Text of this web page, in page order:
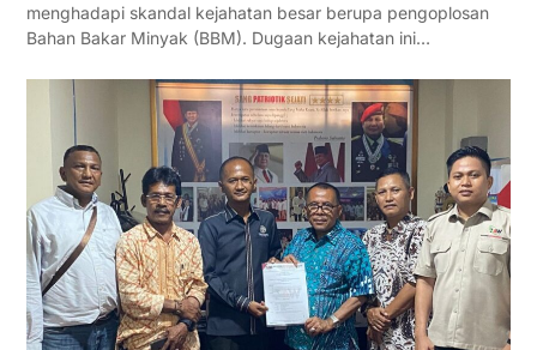
menghadapi skandal kejahatan besar berupa pengoplosan
Bahan Bakar Minyak (BBM). Dugaan kejahatan ini…